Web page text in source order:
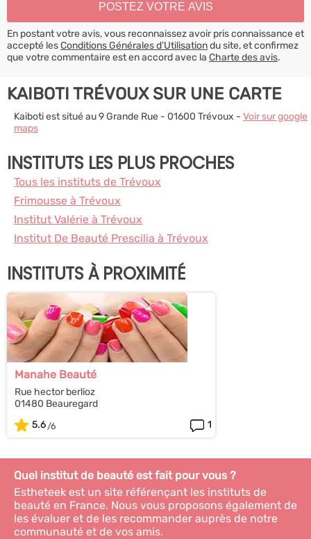
En postant votre avis, vous reconnaissez avoir pris connaissance et
accepté lesConditions Générales d’Utilisationdu site, et confirmez
que votre commentaire est en accord avec la Charte des avis.
KAIBOTI TRÉVOUX SUR UNE CARTE
Kaiboti est situé au 9 Grande Rue - 01600 Trévoux - Voir sur google
maps
INSTITUTS LES PLUS PROCHES
Tous les instituts de Trévoux
Frimousse à Trévoux
Institut Valérie à Trévoux
Institut De Beauté Prescilia à Trévoux
INSTITUTS À PROXIMITÉ
Manahe Beauté
Rue hector berlioz
01480 Beauregard
5.6
1
Quel institut de beauté est fait pour vous ?
Estheteek est un site référençant les instituts de
beauté en France. Nous vous proposons également de
les évaluer et de les recommander auprès de notre
communauté et de vos amis.